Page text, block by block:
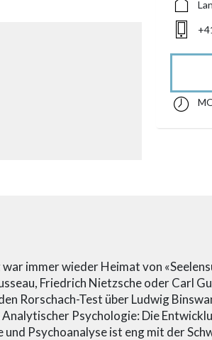
war immer wieder Heimat von
Friedrich Nietzsche oder Carl
Rorschach-Test über Ludwig
Analytischer Psychologie: Die
und Psychoanalyse ist eng mit der